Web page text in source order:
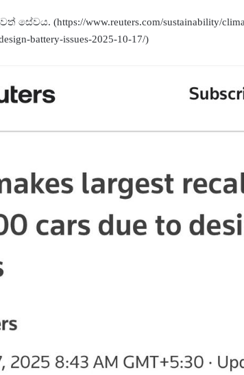
(https://www.reuters.com/sustainability/
battery-issues-2025-10-17/)